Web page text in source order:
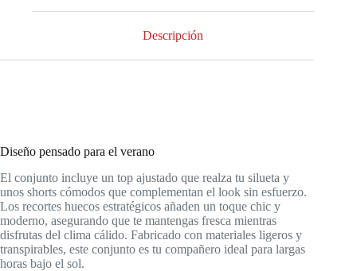
Descripción
Diseño pensado para el verano
El conjunto incluye un top ajustado que realza tu silueta y
unos shorts cómodos que complementan el look sin esfuerzo.
Los recortes huecos estratégicos añaden un toque chic y
moderno, asegurando que te mantengas fresca mientras
disfrutas del clima cálido. Fabricado con materiales ligeros y
transpirables, este conjunto es tu compañero ideal para largas
horas bajo el sol.